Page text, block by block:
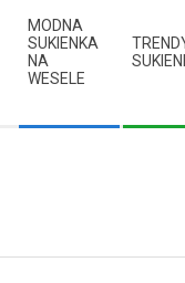
Navigation
Menu
MODNA
SUKIENKA
NA
WESELE